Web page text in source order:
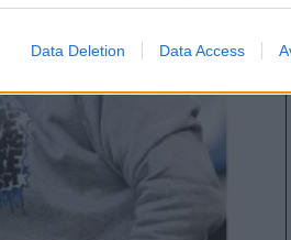
Data Deletion Data Access